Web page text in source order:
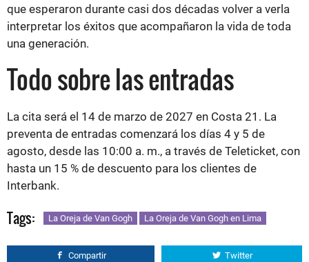
que esperaron durante casi dos décadas volver a verla
interpretar los éxitos que acompañaron la vida de toda
una generación.
Todo sobre las entradas
La cita será el 14 de marzo de 2027 en Costa 21. La
preventa de entradas comenzará los días 4 y 5 de
agosto, desde las 10:00 a. m., a través de Teleticket, con
hasta un 15 % de descuento para los clientes de
Interbank.
Tags: La Oreja de Van Gogh La Oreja de Van Gogh en Lima
Compartir Twitter